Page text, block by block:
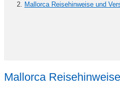
Mallorca Reisehinweise und
Mallorca